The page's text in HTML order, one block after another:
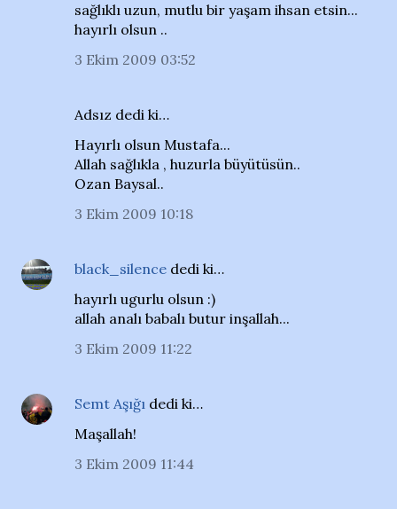
sağlıklı uzun, mutlu bir yaşam ihsan etsin...
hayırlı olsun ..
3 Ekim 2009 03:52
Adsız dedi ki…
Hayırlı olsun Mustafa...
Allah sağlıkla , huzurla büyütüsün..
Ozan Baysal..
3 Ekim 2009 10:18
black_silence dedi ki…
hayırlı ugurlu olsun :)
allah analı babalı butur inşallah...
3 Ekim 2009 11:22
Semt Aşığı dedi ki…
Maşallah!
3 Ekim 2009 11:44